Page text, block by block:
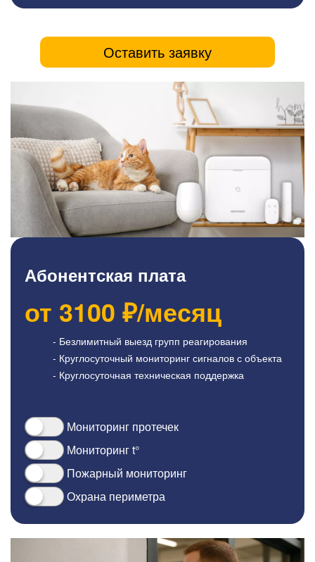
Оставить заявку
Абонентская плата
от 3100 ₽/месяц
- Безлимитный выезд групп реагирования
- Круглосуточный мониторинг сигналов с объекта
- Круглосуточная техническая поддержка
Мониторинг протечек
Мониторинг t°
Пожарный мониторинг
Охрана периметра